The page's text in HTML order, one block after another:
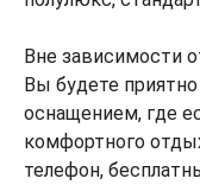
Вне зависимости
Вы будете
оснащением, где
комфортного
телефон,